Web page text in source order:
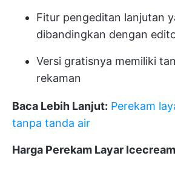
Fitur pengeditan lanjutan
dibandingkan dengan
Versi gratisnya memiliki
rekaman
Baca Lebih Lanjut: Perekam
tanpa tanda air
Harga Perekam Layar Icecream